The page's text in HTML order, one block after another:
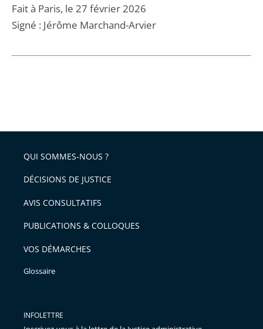
Fait à Paris, le 27 février 2026
Signé : Jérôme Marchand-Arvier
QUI SOMMES-NOUS ?
DÉCISIONS DE JUSTICE
AVIS CONSULTATIFS
PUBLICATIONS & COLLOQUES
VOS DÉMARCHES
Glossaire
INFOLETTRE